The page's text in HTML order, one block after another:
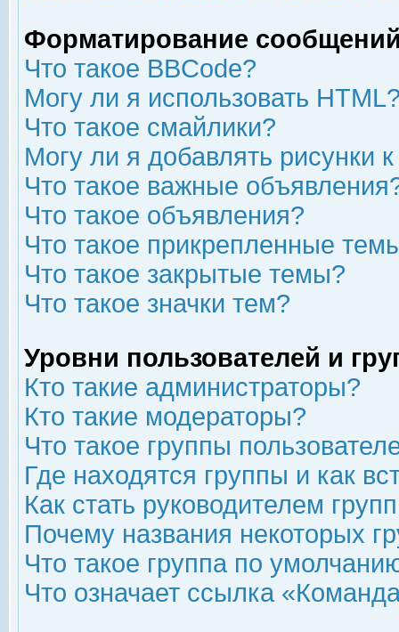
Форматирование
Что такое BBCode?
Могу ли я использовать
Что такое смайлики?
Могу ли я добавлять рисунки
Что такое важные
Что такое объявления?
Что такое прикрепленные
Что такое закрытые темы?
Что такое значки тем?
Уровни пользователей и
Кто такие администраторы?
Кто такие модераторы?
Что такое группы
Где находятся группы и как
Как стать руководителем
Почему названия некоторых
Что такое группа по
Что означает ссылка